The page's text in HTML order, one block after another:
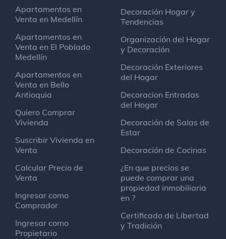
Apartamentos en
Venta en Medellín
Apartamentos en
Venta en El Poblado
Medellín
Apartamentos en
Venta en Bello
Antioquia
Quiero Comprar
Vivienda
Suscribir Vivienda en
Venta
Calcular Precio de
Venta
Ingresar como
Comprador
Ingresar como
Propietario
Decoración Hogar y
Tendencias
Organización del Hogar
y Decoración
Decoración Exteriores
del Hogar
Decoracion Entradas
del Hogar
Decoración de Salas de
Estar
Decoración de Cocinas
¿En que precios se
puede comprar una
propiedad inmobiliaria
en ?
Certificado de Libertad
y Tradición